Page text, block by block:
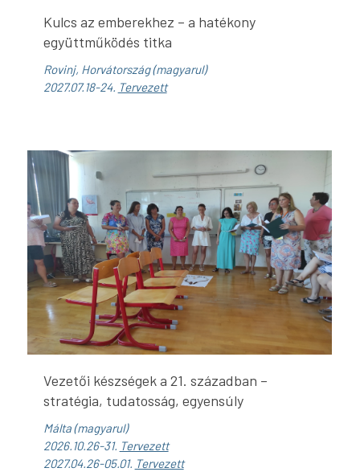
Kulcs az emberekhez – a hatékony
együttműködés titka
Rovinj, Horvátország (magyarul)
2027.07.18-24. Tervezett
Vezetői készségek a 21. században –
stratégia, tudatosság, egyensúly
Málta (magyarul)
2026.10.26-31. Tervezett
2027.04.26-05.01. Tervezett